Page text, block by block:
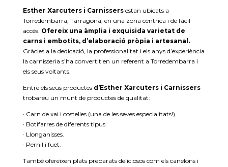
Esther Xarcuters i Carnissersestan ubicats a
Torredembarra, Tarragona, en una zona cèntrica i de fàcil
accés. Ofereix una àmplia i exquisida varietat de
carns i embotits, d’elaboració pròpia i artesanal.
Gràcies a la dedicació, la professionalitat i els anys d’experiència
la carnisseria s’ha convertit en un referent a Torredembarra i
els seus voltants.
Entre els seus productes d’Esther Xarcuters i Carnissers
trobareu un munt de productes de qualitat:
· Carn de xai i costelles (una de les seves especialitats!)
· Botifarres de diferents tipus.
· Llonganisses.
· Pernil i fuet.
També ofereixen plats preparats deliciosos com els canelons i